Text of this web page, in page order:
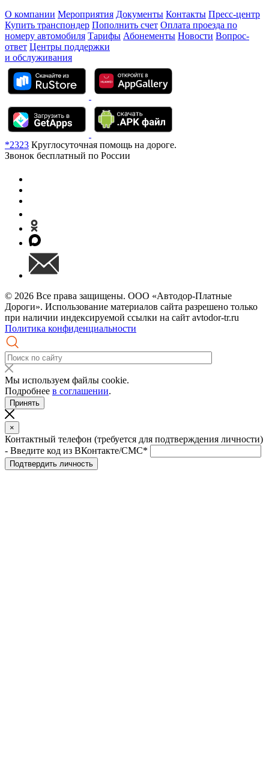
О компании Мероприятия Документы Контакты Пресс-центр
Купить транспондер Пополнить счет Оплата проезда по
номеру автомобиля Тарифы Абонементы Новости Вопрос-
ответ Центры поддержки
и обслуживания
*2323 Круглосуточная помощь на дороге.
Звонок бесплатный по России
© 2026 Все права защищены. ООО «Автодор-Платные
Дороги». Использование материалов сайта разрешено только
при наличии индексируемой ссылки на сайт avtodor-tr.ru
Политика конфиденциальности
Мы используем файлы cookie.
Подробнее в соглашении.
Принять
×
Контактный телефон (требуется для подтверждения личности)
- Введите код из ВКонтакте/СМС*
Подтвердить личность